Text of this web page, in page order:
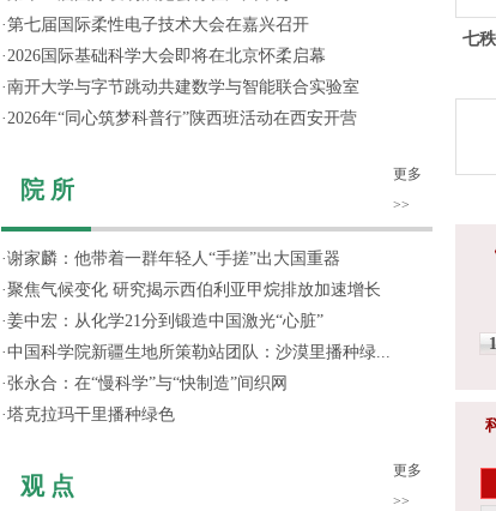
·第七届国际柔性电子技术大会在嘉兴召开
·2026国际基础科学大会即将在北京怀柔启幕
·南开大学与字节跳动共建数学与智能联合实验室
·2026年“同心筑梦科普行”陕西班活动在西安开营
院 所
更多
>>
·谢家麟：他带着一群年轻人“手搓”出大国重器
·聚焦气候变化 研究揭示西伯利亚甲烷排放加速增长
·姜中宏：从化学21分到锻造中国激光“心脏”
·中国科学院新疆生地所策勒站团队：沙漠里播种绿...
·张永合：在“慢科学”与“快制造”间织网
·塔克拉玛干里播种绿色
观 点
更多
>>
七
1